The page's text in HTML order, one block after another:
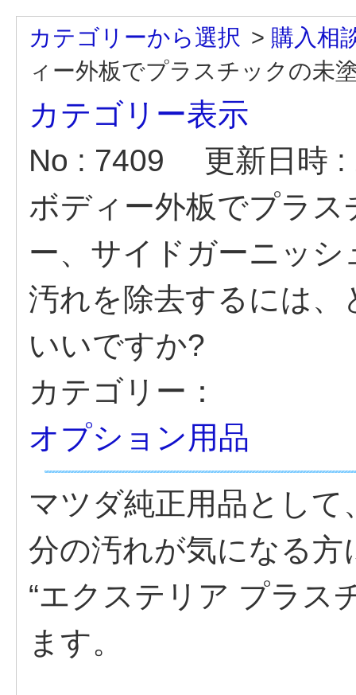
カテゴリーから選択 > 購入相
ィー外板でプラスチックの未
カテゴリー表示
No : 7409
更新日時
ボディー外板でプラ
ー、サイドガーニッ
汚れを除去するには
いいですか?
カテゴリー：
オプション用品
マツダ純正用品とし
分の汚れが気になる方
“エクステリア プラス
ます。